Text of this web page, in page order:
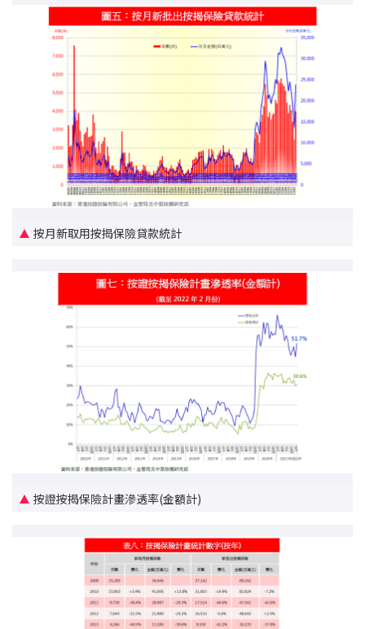
條款及細則 | 私隱政策聲明
按月新取用按揭保險貸款統計
按證按揭保險計畫滲透率(金額計)